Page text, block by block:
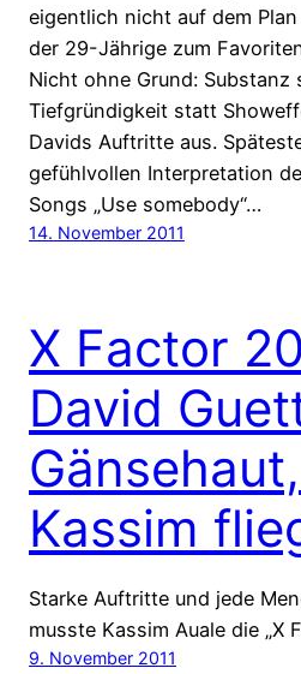
eigentlich nicht auf dem
der 29-Jährige zum
Nicht ohne Grund: Substanz
Tiefgründigkeit statt
Davids Auftritte aus.
gefühlvollen Interpretation
Songs „Use somebody“…
14. November 2011
X Factor
David
Kassim
Starke Auftritte und jede
musste Kassim Auale die „X
9. November 2011